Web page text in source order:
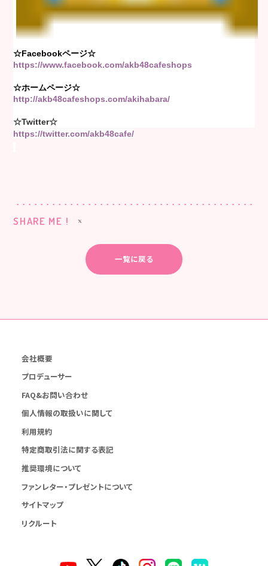
☆Facebookページ☆
https://www.facebook.com/akb48cafeshops
☆ホームページ☆
http://akb48cafeshops.com/akihabara/
☆Twitter☆
https://twitter.com/akb48cafe/
SHARE ME !
一覧に戻る
会社概要
プロデューサー
FAQ&お問い合わせ
個人情報の取扱いに関して
利用規約
特定商取引法に関する表記
推奨環境について
ファンレター・プレゼントについて
サイトマップ
リクルート